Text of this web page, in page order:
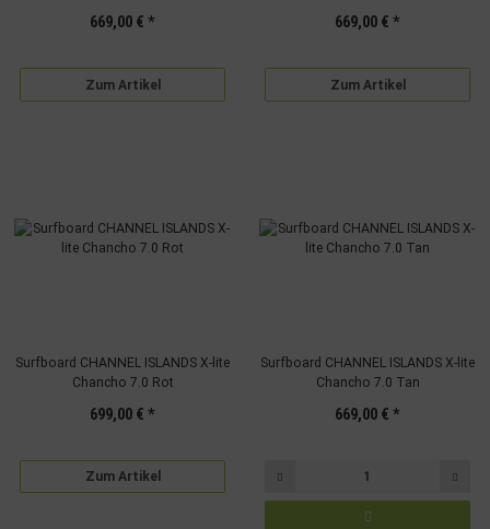
669,00 € *
Zum Artikel
669,00 € *
Zum Artikel
Surfboard CHANNEL ISLANDS X-lite
Chancho 7.0 Rot
699,00 € *
Zum Artikel
Surfboard CHANNEL ISLANDS X-lite
Chancho 7.0 Tan
669,00 € *